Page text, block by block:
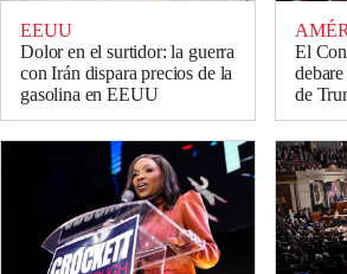
EEUU
Dolor en el surtidor: la guerra
con Irán dispara precios de la
gasolina en EEUU
El
de